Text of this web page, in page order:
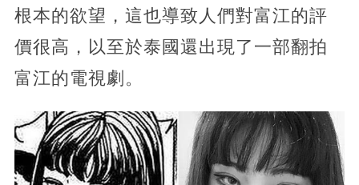
根本的欲望，這也導致人們對富江的評
價很高，以至於泰國還出現了一部翻拍
富江的電視劇。